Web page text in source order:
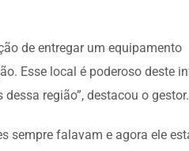
de entregar um equipamento
Esse local é poderoso deste
região”, destacou o gestor.
sempre falavam e agora ele